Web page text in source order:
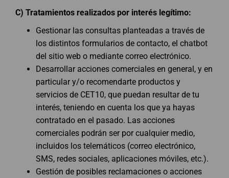
C) Tratamientos realizados por interés legítimo:
Gestionar las consultas planteadas a través de
los distintos formularios de contacto, el chatbot
del sitio web o mediante correo electrónico.
Desarrollar acciones comerciales en general, y en
particular y/o recomendarte productos y
servicios de CET10, que puedan resultar de tu
interés, teniendo en cuenta los que ya hayas
contratado en el pasado. Las acciones
comerciales podrán ser por cualquier medio,
incluidos los telemáticos (correo electrónico,
SMS, redes sociales, aplicaciones móviles, etc.).
Gestión de posibles reclamaciones o acciones